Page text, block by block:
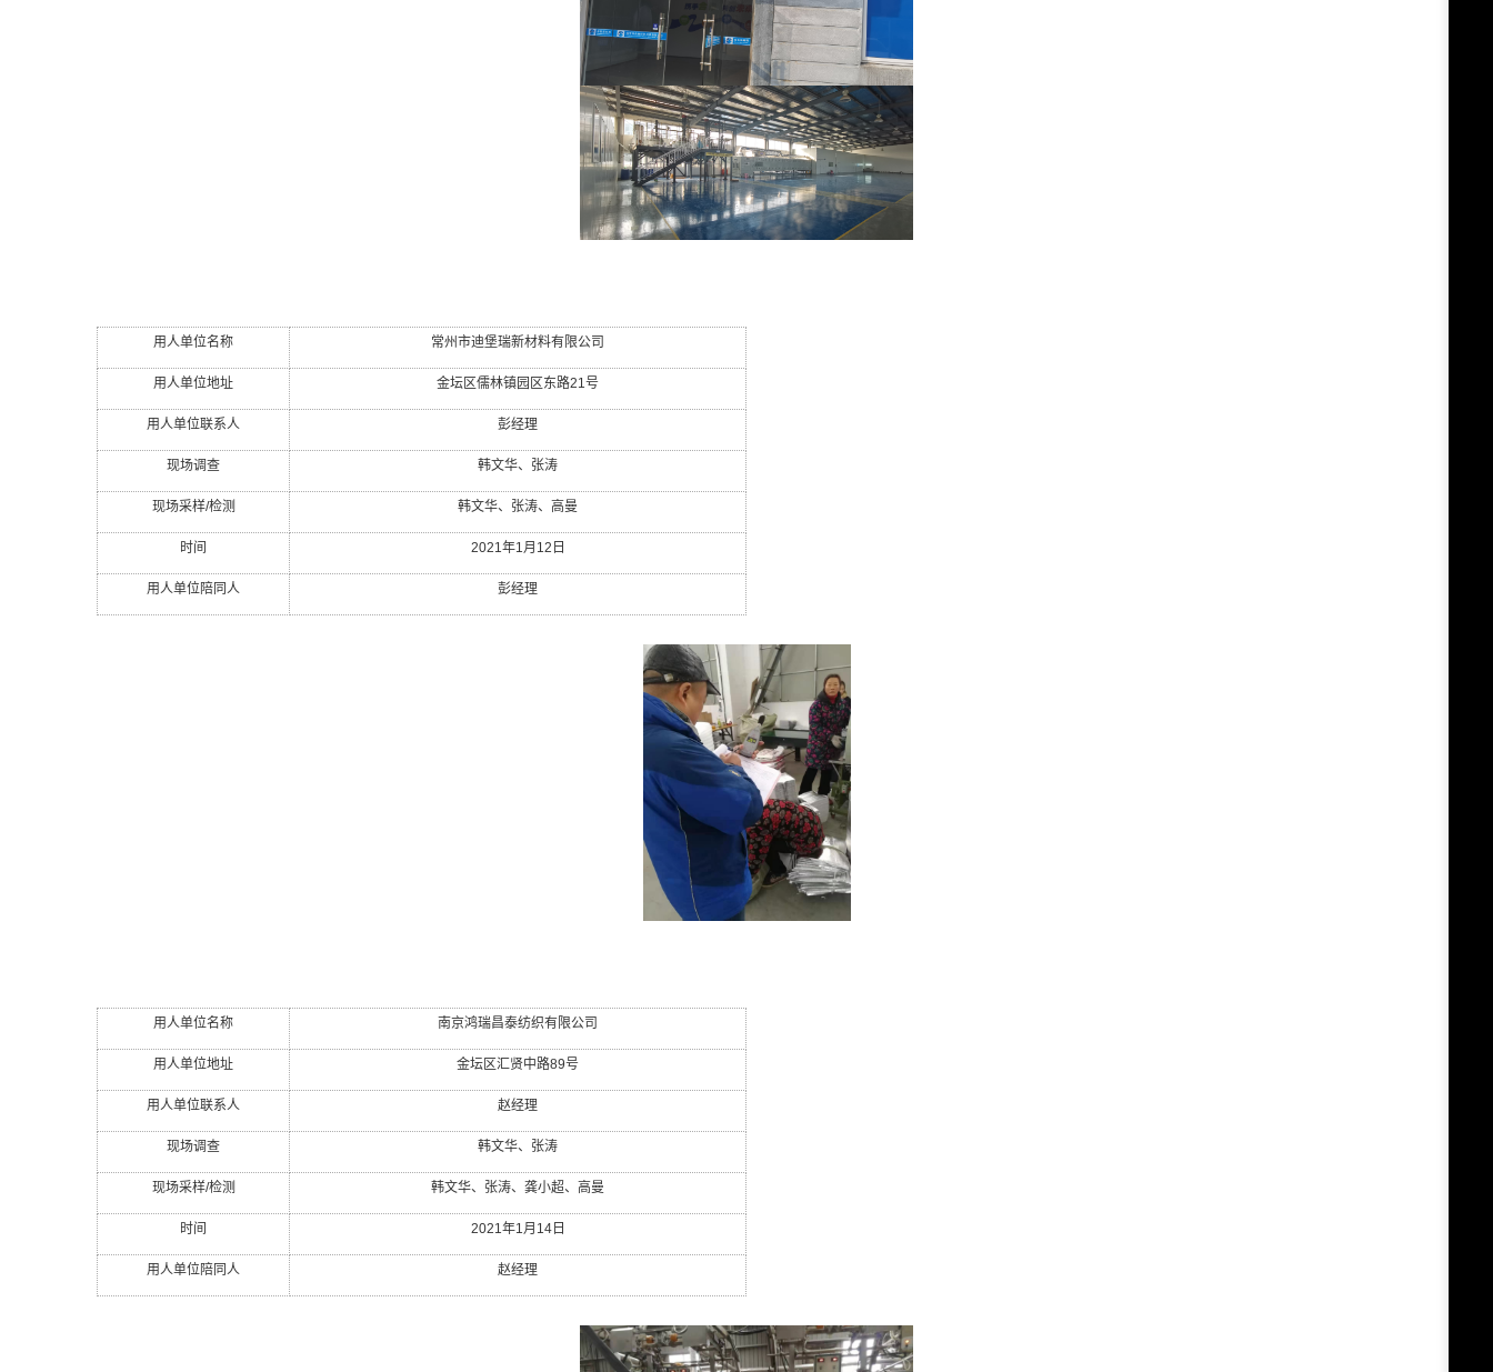
用人单位名称 常州市迪堡瑞新材料有限公司
用人单位地址 金坛区儒林镇园区东路21号
用人单位联系人 彭经理
现场调查 韩文华、张涛
现场采样/检测 韩文华、张涛、高曼
时间 2021年1月 12 日
用人单位陪同人 彭经理
用人单位名称 南京鸿瑞昌泰纺织有限公司
用人单位地址 金坛区汇贤中路89号
用人单位联系人 赵经理
现场调查 韩文华、张涛
现场采样/检测 韩文华、张涛、龚小超、高曼
时间 2021年1月 14日
用人单位陪同人 赵经理